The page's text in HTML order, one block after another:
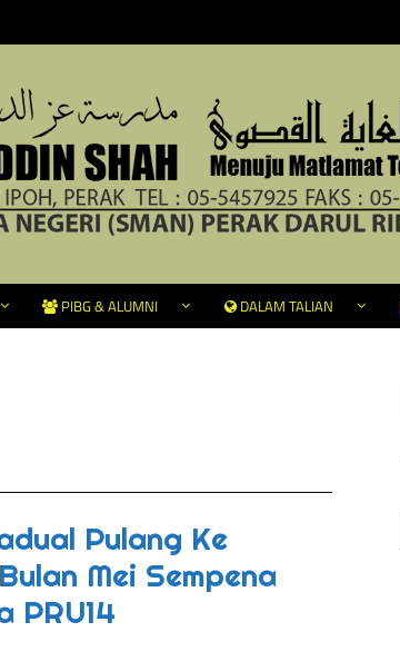
PIBG & ALUMNI DALAM TALIAN
Pulang Ke
Mei Sempena
PRU14